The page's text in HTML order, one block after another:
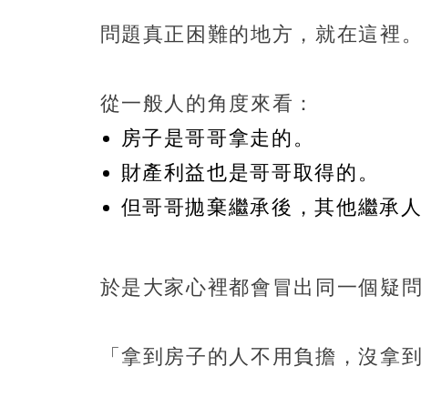
問題真正困難的地方，就在這裡。
從一般人的角度來看：
房子是哥哥拿走的。
財產利益也是哥哥取得的。
但哥哥拋棄繼承後，其他繼承
於是大家心裡都會冒出同一個疑問
「拿到房子的人不用負擔，沒拿